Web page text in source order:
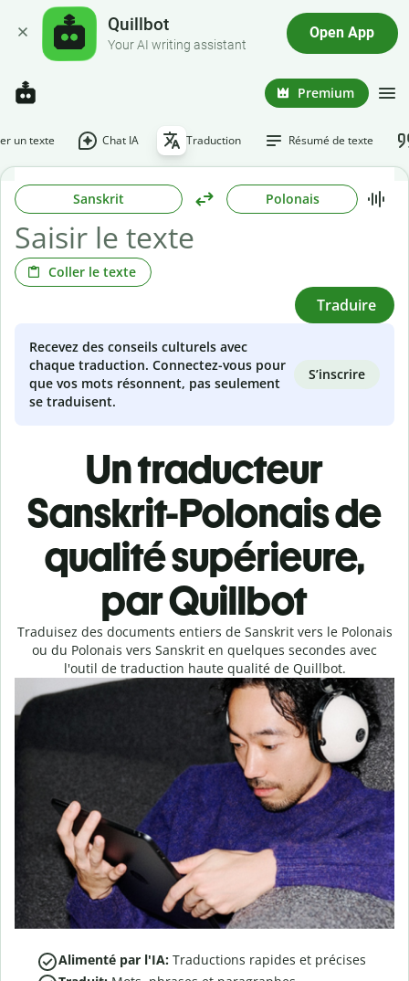
Quillbot
Your AI writing assistant
Open App
Premium
un texte Chat IA Traduction Résumé de texte
Sanskrit Polonais
Coller le texte
Traduire
Recevez des conseils culturels avec
chaque traduction. Connectez-vous pour
que vos mots résonnent, pas seulement
se traduisent.
S’inscrire
Un traducteur
Sanskrit-Polonais de
qualité supérieure,
par Quillbot
Traduisez des documents entiers de Sanskrit vers le Polonais
ou du Polonais vers Sanskrit en quelques secondes avec
l'outil de traduction haute qualité de Quillbot.
Alimenté par l'IA: Traductions rapides et précises